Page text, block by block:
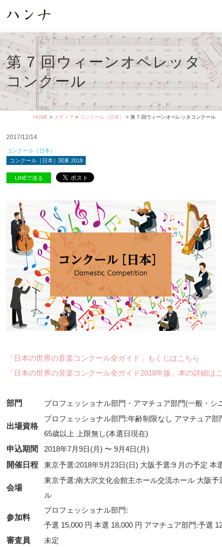
第 7 回ウィーンオペレッタ
コンクール
HOME > メディア > コンクール［日本］ > 第 7 回ウィーンオペレッタコンクール
2017/12/14
コンクール［日本］
コンクール［日本］関東 2018
LINEで送る
「日本の世界の音楽コンクール全ガイド」もくじはこちら
「日本の世界の音楽コンクール全ガイド2018年版」本の詳細は
部門 プロフェッショナル部門・アマチュア部門(一般・シ
出場資格
プロフェッショナル部門:年齢制限なし アマチュア
65歳以上 上限無し(本選日現在)
申込期間
2018年7月9日(月) 〜 9月4日(月)
開催日程
東京予選:2018年9月23日(日) 大阪予選:9 月の予定 本
会場
東京予選:南大沢文化会館主ホール交流ホール 大阪
ル
参加料
プロフェッショナル部門:
予選 15,000 円 本選 18,000 円 アマチュア部門:予選
審査員
未定